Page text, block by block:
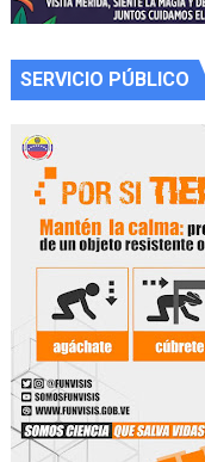
SERVICIO PÚBLICO